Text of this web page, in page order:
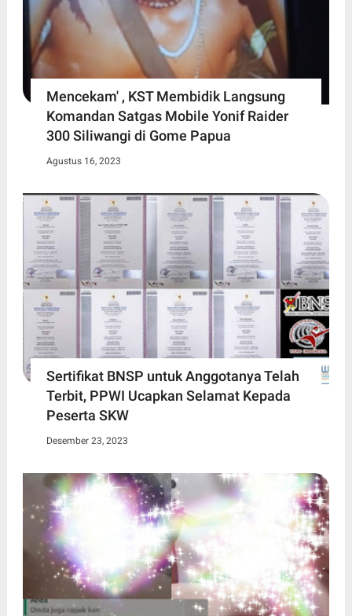
Mencekam' , KST Membidik Langsung
Komandan Satgas Mobile Yonif Raider
300 Siliwangi di Gome Papua
Agustus 16, 2023
Sertifikat BNSP untuk Anggotanya Telah
Terbit, PPWI Ucapkan Selamat Kepada
Peserta SKW
Desember 23, 2023